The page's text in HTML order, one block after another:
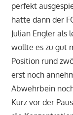
perfekt
hatte dann der
Julian Engler
wollte es zu gut
Position rund
erst noch
Abwehrbein
Kurz vor der